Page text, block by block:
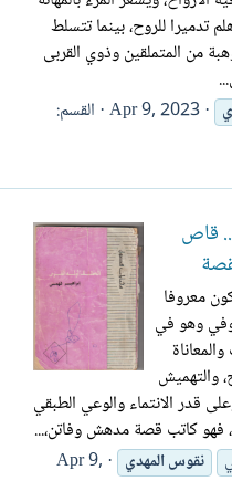
تدميرا للروح، بينما تتسلط
من المتملقين وذوي القربى
Apr 9, 2023 القسم:
قاص
معروفا
وهو في
والتهميش
قدر الانتماء والوعي الطبقي
فهو كاتب قصة مدهش وفاتن،...
نقوسالمهدي
Apr 9,